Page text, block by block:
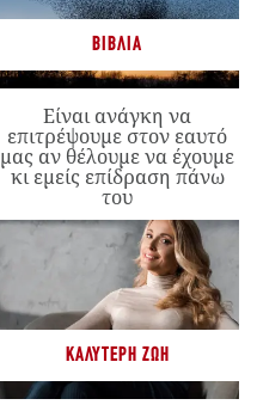
ΒΙΒΛΊΑ
Είναι ανάγκη να
επιτρέψουμε στον εαυτό
μας αν θέλουμε να έχουμε
κι εμείς επίδραση πάνω
του
ΚΑΛΎΤΕΡΗ ΖΩΉ